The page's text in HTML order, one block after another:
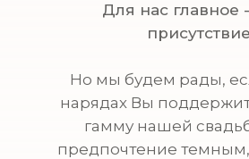
Для нас главное
Но мы будем рады,
нарядах Вы
гамму нашей
предпочтение